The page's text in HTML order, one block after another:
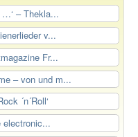
…‘ – Thekla...
v...
Fr...
– von und m...
´n´Roll‘
electronic...